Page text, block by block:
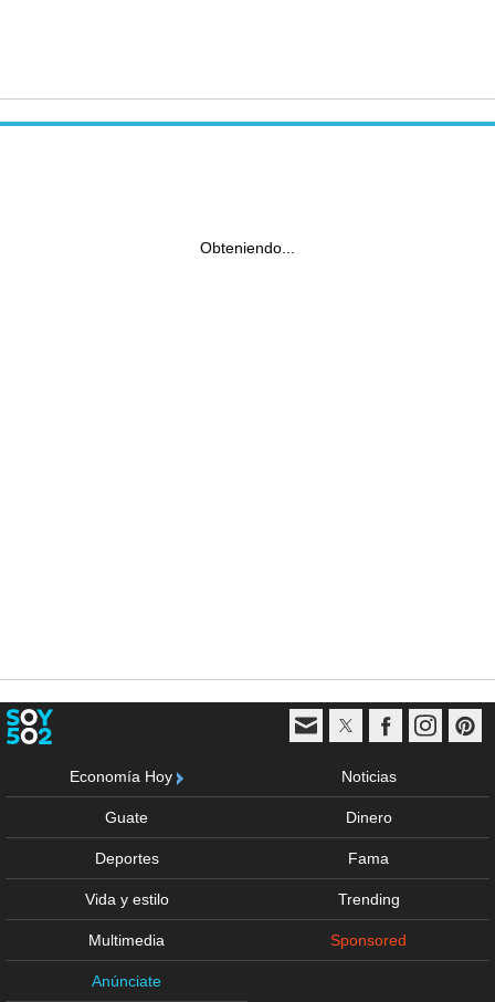
Obteniendo...
Economía Hoy Noticias
Guate Dinero
Deportes Fama
Vida y estilo Trending
Multimedia Sponsored
Anúnciate